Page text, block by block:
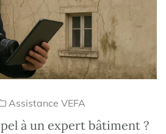
Assistance VEFA
à un expert bâtiment ?